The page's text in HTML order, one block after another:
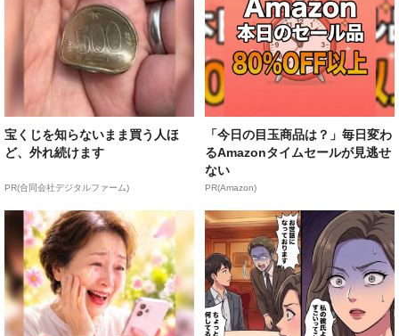
宝くじを知らないまま買う人ほ
ど、外れ続けます
PR(合同会社デジタルファーム)
「今日の目玉商品は？」毎日変わ
るAmazonタイムセールが見逃せ
ない
PR(Amazon)